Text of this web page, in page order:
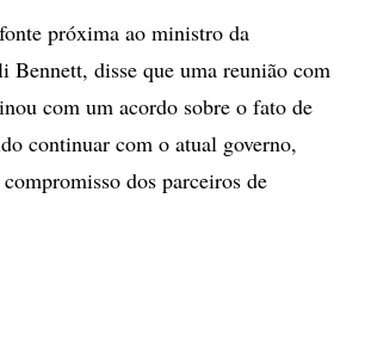
próxima ao ministro da
Bennett, disse que uma reunião com
com um acordo sobre o fato de
continuar com o atual governo,
dos parceiros de